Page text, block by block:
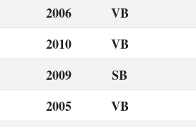
2006 VB
2010 VB
2009 SB
2005 VB